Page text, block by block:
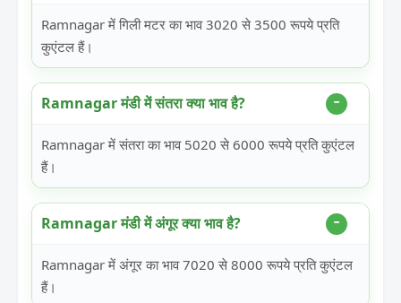
Ramnagar में गिली मटर का भाव 3020 से 3500 रूपये प्रति
कुएंटल हैं।
Ramnagar मंडी में संतरा क्या भाव है?
Ramnagar में संतरा का भाव 5020 से 6000 रूपये प्रति कुएंटल
हैं।
Ramnagar मंडी में अंगूर क्या भाव है?
Ramnagar में अंगूर का भाव 7020 से 8000 रूपये प्रति कुएंटल
हैं।